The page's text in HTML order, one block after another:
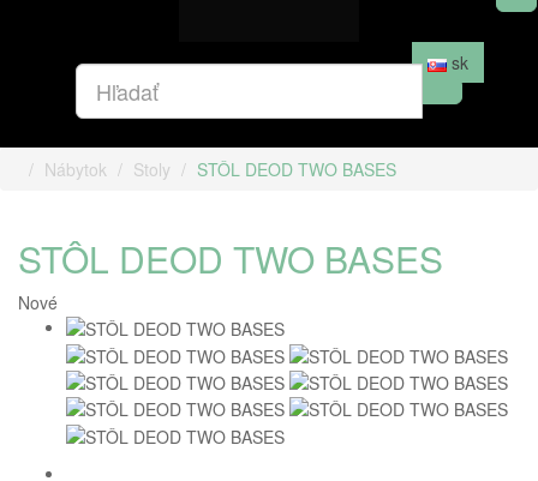
sk
Nábytok Stoly STÔL DEOD TWO BASES
STÔL DEOD TWO BASES
Nové